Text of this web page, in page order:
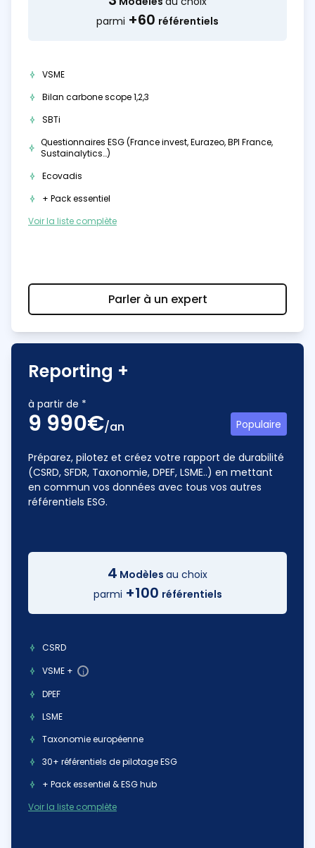
parmi +60 référentiels
VSME
Bilan carbone scope 1,2,3
SBTi
Questionnaires ESG (France invest, Eurazeo, BPI France,
Sustainalytics…)
Ecovadis
+ Pack essentiel
Voir la liste complète
Parler à un expert
Reporting +
à partir de *
9 990€/an Populaire
Préparez, pilotez et créez votre rapport de durabilité
(CSRD, SFDR, Taxonomie, DPEF, LSME..) en mettant
en commun vos données avec tous vos autres
référentiels ESG.
4 Modèles au choix
parmi +100 référentiels
CSRD
VSME +
i
DPEF
LSME
Taxonomie européenne
30+ référentiels de pilotage ESG
+ Pack essentiel & ESG hub
Voir la liste complète